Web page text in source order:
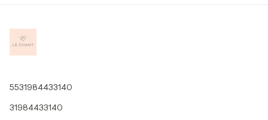
5531984433140
31984433140